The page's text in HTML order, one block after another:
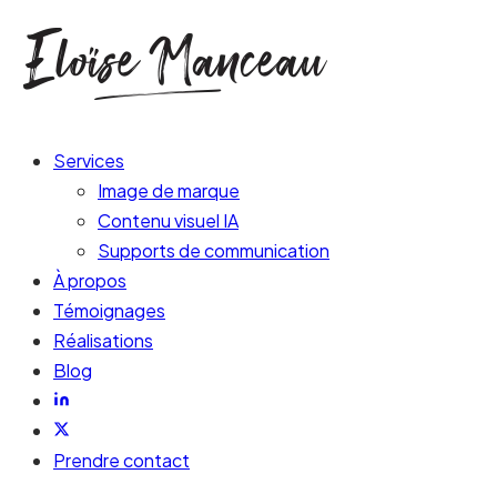
Services
Image de marque
Contenu visuel IA
Supports de communication
À propos
Témoignages
Réalisations
Blog
Prendre contact